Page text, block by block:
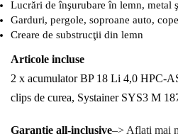
Lucrări de înşurubare în lemn, metal
Garduri, pergole, soproane auto,
Creare de substrucţii din lemn
Articole incluse
2 x acumulator BP 18 Li 4,0 HPC-
clips de curea, Systainer SYS3 M
Garanţie all-inclusive–> Aflaţi mai